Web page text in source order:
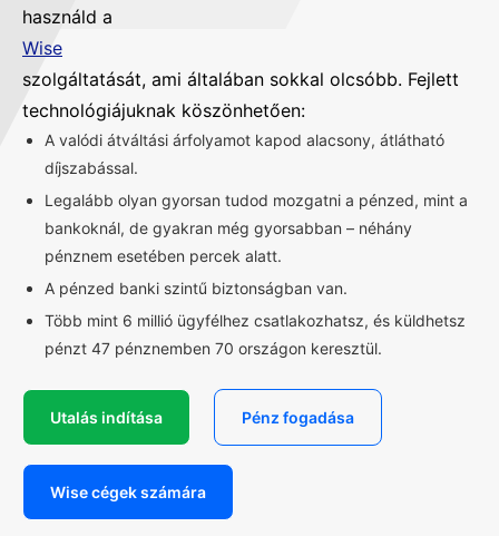
használd a
Wise
szolgáltatását, ami általában sokkal olcsóbb. Fejlett
technológiájuknak köszönhetően:
A valódi átváltási árfolyamot kapod alacsony, átlátható
díjszabással.
Legalább olyan gyorsan tudod mozgatni a pénzed, mint a
bankoknál, de gyakran még gyorsabban – néhány
pénznem esetében percek alatt.
A pénzed banki szintű biztonságban van.
Több mint 6 millió ügyfélhez csatlakozhatsz, és küldhetsz
pénzt 47 pénznemben 70 országon keresztül.
Utalás indítása Pénz fogadása
Wise cégek számára